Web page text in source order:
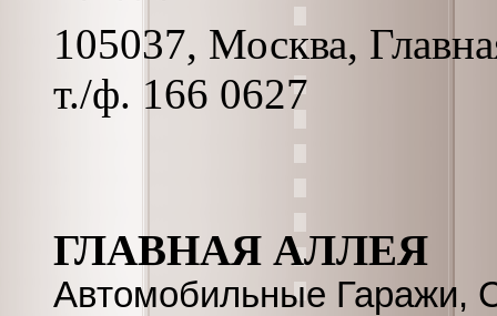
105037, Москва,
т./ф. 166 0627
ГЛАВНАЯ АЛЛЕЯ
Автомобильные Гаражи,